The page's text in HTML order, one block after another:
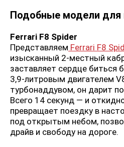
Подобные модели для
Ferrari F8 Spider
Представляем Ferrari F8
изысканный 2-местный
заставляет сердце биться
3,9-литровым двигателем
турбонаддувом, он дарит
Всего 14 секунд — и
превращает поездку в
под открытым небом,
драйв и свободу на дороге.